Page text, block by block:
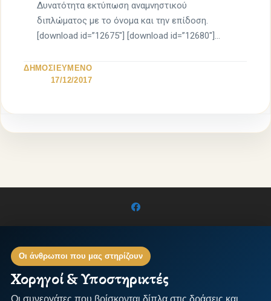
Δυνατότητα εκτύπωση αναμνηστικού
διπλώματος με το όνομα και την επίδοση.
[download id=”12675″] [download id=”12680″]
ΔΗΜΟΣΙΕΥΜΕΝΟ
17/12/2017
Οι άνθρωποι που μας στηρίζουν
Χορηγοί & Υποστηρικτές